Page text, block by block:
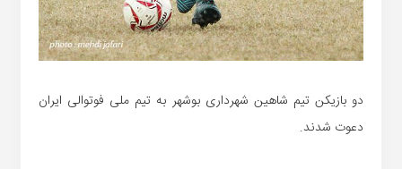
دو بازیکن تیم شاهین شهرداری بوشهر به تیم ملی فوتوالی ایران
دعوت شدند.